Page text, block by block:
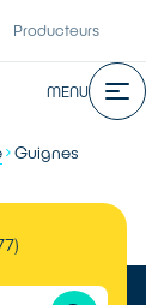
Producteurs
MENU
Guignes